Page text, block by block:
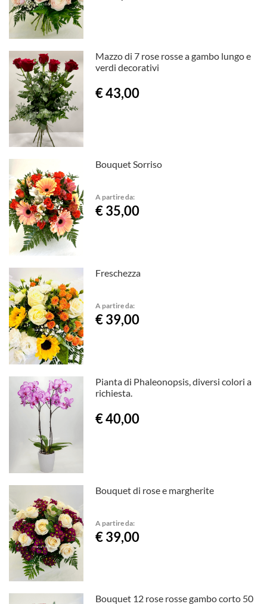
Mazzo di 7 rose rosse a gambo lungo e
verdi decorativi
€ 43,00
Bouquet Sorriso
A partire da:
€ 35,00
Freschezza
A partire da:
€ 39,00
Pianta di Phaleonopsis, diversi colori a
richiesta.
€ 40,00
Bouquet di rose e margherite
A partire da:
€ 39,00
Bouquet 12 rose rosse gambo corto 50